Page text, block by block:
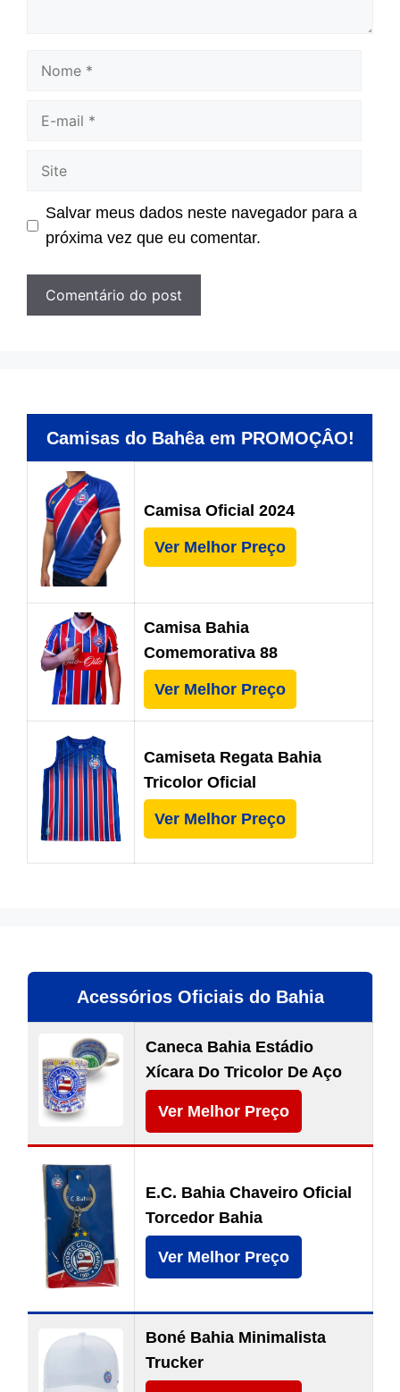
Nome
Site
Salvar meus dados neste navegador para a
próxima vez que eu comentar.
Camisas do Bahêa em PROMOÇÂO!
Camisa Oficial 2024
Ver Melhor Preço
Camisa Bahia
Comemorativa 88
Ver Melhor Preço
Camiseta Regata Bahia
Tricolor Oficial
Ver Melhor Preço
Acessórios Oficiais do Bahia
Caneca Bahia Estádio
Xícara Do Tricolor De Aço
Ver Melhor Preço
E.C. Bahia Chaveiro Oficial
Torcedor Bahia
Ver Melhor Preço
Boné Bahia Minimalista
Trucker